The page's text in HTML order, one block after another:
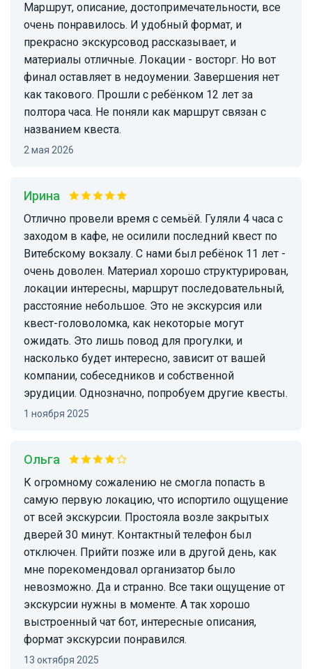
Маршрут, описание, достопримечательности, все
очень понравилось. И удобный формат, и
прекрасно экскурсовод рассказывает, и
материалы отличные. Локации - восторг. Но вот
финал оставляет в недоумении. Завершения нет
как такового. Прошли с ребёнком 12 лет за
полтора часа. Не поняли как маршрут связан с
названием квеста.
2 мая 2026
Ирина
Отлично провели время с семьёй. Гуляли 4 часа с
заходом в кафе, не осилили последний квест по
Витебскому вокзалу. С нами был ребёнок 11 лет -
очень доволен. Материал хорошо структурирован,
локации интересны, маршрут последовательный,
расстояние небольшое. Это не экскурсия или
квест-головоломка, как некоторые могут
ожидать. Это лишь повод для прогулки, и
насколько будет интересно, зависит от вашей
компании, собеседников и собственной
эрудиции. Однозначно, попробуем другие квесты.
1 ноября 2025
Ольга
К огромному сожалению не смогла попасть в
самую первую локацию, что испортило ощущение
от всей экскурсии. Простояла возле закрытых
дверей 30 минут. Контактный телефон был
отключен. Прийти позже или в другой день, как
мне порекомендовал организатор было
невозможно. Да и странно. Все таки ощущение от
экскурсии нужны в моменте. А так хорошо
выстроенный чат бот, интересные описания,
формат экскурсии понравился.
13 октября 2025